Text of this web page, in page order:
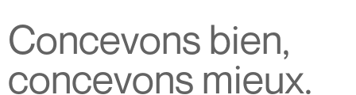
Infos,
Questions
Contact
Concevons bien,
concevons mieux.